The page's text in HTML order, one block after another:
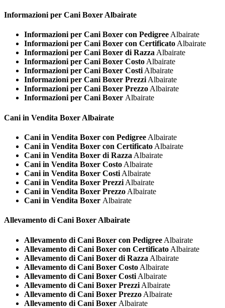
Informazioni per Cani Boxer Albairate
Informazioni per Cani Boxer con PedigreeAlbairate
Informazioni per Cani Boxer con CertificatoAlbairate
Informazioni per Cani Boxer di RazzaAlbairate
Informazioni per Cani Boxer CostoAlbairate
Informazioni per Cani Boxer CostiAlbairate
Informazioni per Cani Boxer PrezziAlbairate
Informazioni per Cani Boxer PrezzoAlbairate
Informazioni per Cani Boxer Albairate
Cani in Vendita Boxer Albairate
Cani in Vendita Boxer con Pedigree Albairate
Cani in Vendita Boxer con Certificato Albairate
Cani in Vendita Boxer di Razza Albairate
Cani in Vendita Boxer Costo Albairate
Cani in Vendita Boxer Costi Albairate
Cani in Vendita Boxer Prezzi Albairate
Cani in Vendita Boxer Prezzo Albairate
Cani in Vendita Boxer Albairate
Allevamento di Cani Boxer Albairate
Allevamento di Cani Boxer con Pedigree Albairate
Allevamento di Cani Boxer con Certificato Albairate
Allevamento di Cani Boxer di Razza Albairate
Allevamento di Cani Boxer Costo Albairate
Allevamento di Cani Boxer Costi Albairate
Allevamento di Cani Boxer Prezzi Albairate
Allevamento di Cani Boxer Prezzo Albairate
Allevamento di Cani Boxer Albairate